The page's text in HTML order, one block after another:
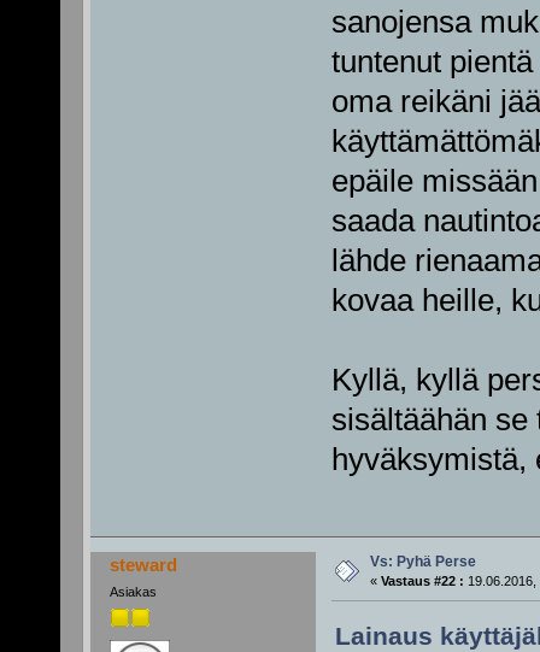
sanojensa
tuntenut
oma reikäni
epäile
saada
lähde
kovaa heille,
Kyllä, kyllä
sisältäähän se
hyväksymistä,
steward
Asiakas
Vs: Pyhä Perse
« Vastaus #22 : 19.06.2016,
Lainaus